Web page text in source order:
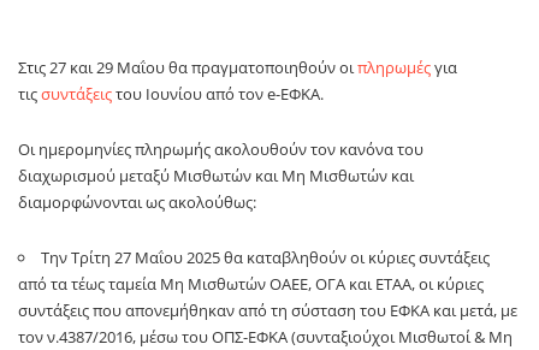
Στις 27 και 29 Μαΐου θα πραγματοποιηθούν οιπληρωμέςγια
τιςσυντάξειςτου Ιουνίου από τον e-ΕΦΚΑ.
Οι ημερομηνίες πληρωμής ακολουθούν τον κανόνα του
διαχωρισμού μεταξύ Μισθωτών και Μη Μισθωτών και
διαμορφώνονται ως ακολούθως:
Την Τρίτη 27 Μαΐου 2025 θα καταβληθούν οι κύριες συντάξεις
από τα τέως ταμεία Μη Μισθωτών ΟΑΕΕ, ΟΓΑ και ΕΤΑΑ, οι κύριες
συντάξεις που απονεμήθηκαν από τη σύσταση του ΕΦΚΑ και μετά, με
τον ν.4387/2016, μέσω του ΟΠΣ-ΕΦΚΑ (συνταξιούχοι Μισθωτοί & Μη